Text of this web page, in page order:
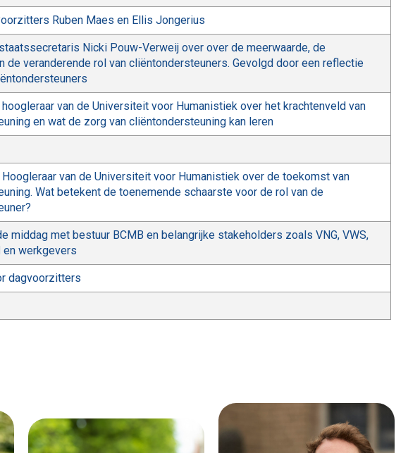
Ruben Maes en Ellis Jongerius
Nicki Pouw-Verweij over over de meerwaarde, de
de veranderende rol van cliëntondersteuners. Gevolgd door een reflectie
van de Universiteit voor Humanistiek over het krachtenveld van
en wat de zorg van cliëntondersteuning kan leren
van de Universiteit voor Humanistiek over de toekomst van
Wat betekent de toenemende schaarste voor de rol van de
middag met bestuur BCMB en belangrijke stakeholders zoals VNG, VWS,
werkgevers
dagvoorzitters